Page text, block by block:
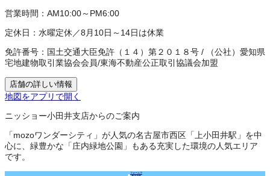
営業時間： AM10:00～PM6:00
定休日： 水曜定休／8月10日～14日は休業
免許番号： 国土交通大臣免許（１４）第２０１８号 /
（公社）愛知県
宅地建物取引業協会会員/東海不動産公正取引協議会加盟
店舗の詳しい情報
地図をアプリで開く
ニッショー小田井支店からのご案内
「mozoワンダーシティ」が人気の名古屋市西区「上小田井駅」を中
心に、緑豊かな「庄内緑地公園」もある充実した環境の人気エリア
です。
フォームで